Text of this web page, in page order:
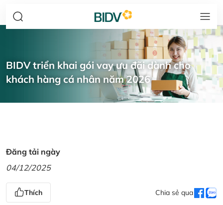
BIDV triển khai gói vay ưu đãi dành cho
khách hàng cá nhân năm 2026
Đăng tải ngày
04/12/2025
Thích Chia sẻ qua